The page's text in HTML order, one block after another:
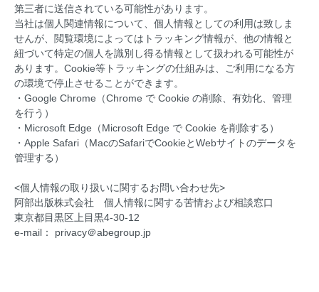
第三者に送信されている可能性があります。
当社は個人関連情報について、個人情報としての利用は致しま
せんが、閲覧環境によってはトラッキング情報が、他の情報と
紐づいて特定の個人を識別し得る情報として扱われる可能性が
あります。Cookie等トラッキングの仕組みは、ご利用になる方
の環境で停止させることができます。
・Google Chrome（Chrome で Cookie の削除、有効化、管理
を行う）
・Microsoft Edge（Microsoft Edge で Cookie を削除する）
・Apple Safari（MacのSafariでCookieとWebサイトのデータを
管理する）
<個人情報の取り扱いに関するお問い合わせ先>
阿部出版株式会社 個人情報に関する苦情および相談窓口
東京都目黒区上目黒4-30-12
e-mail： privacy＠abegroup.jp